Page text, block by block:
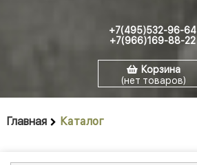
+7(495)532-96-64
+7(966)169-88-22
Корзина
(нет товаров)
Главная Каталог